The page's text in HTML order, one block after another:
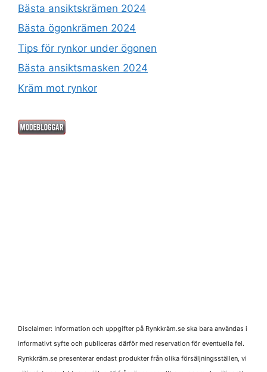
Bästa ansiktskrämen 2024
Bästa ögonkrämen 2024
Tips för rynkor under ögonen
Bästa ansiktsmasken 2024
Kräm mot rynkor
Disclaimer: Information och uppgifter på Rynkkräm.se ska bara användas i
informativt syfte och publiceras därför med reservation för eventuella fel.
Rynkkräm.se presenterar endast produkter från olika försäljningsställen, vi